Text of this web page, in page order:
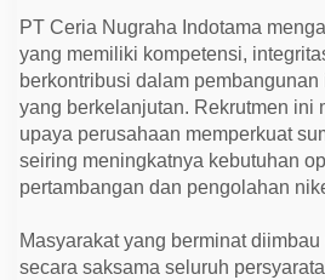
PT Ceria Nugraha Indotama
yang memiliki kompetensi,
berkontribusi dalam
yang berkelanjutan. Rekrutmen ini
upaya perusahaan memperkuat
seiring meningkatnya kebutuhan
pertambangan dan pengolahan
Masyarakat yang berminat
secara saksama seluruh